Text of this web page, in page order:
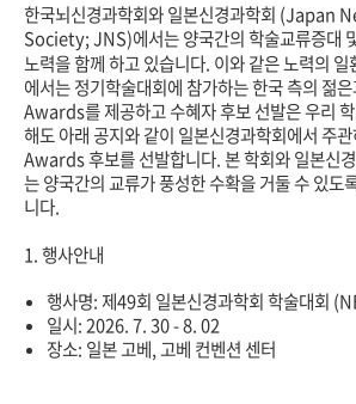
한국뇌신경과학회와일본신경과학회 (Japan
Society; JNS)에서는양국간의학술교류증대
노력을함께하고있습니다. 이와같은노력의 일
에서는정기학술대회에 참가하는한국측의 젊
Awards를제공하고수혜자후보선발은우리
해도아래공지와같이 일본신경과학회에서주
Awards후보를선발합니다.본학회와일본신
는양국간의교류가풍성한수확을거둘수있도
니다.
1.행사안내
행사명: 제49회 일본신경과학회학술대회
일시: 2026. 7. 30 - 8. 02
장소: 일본고베,고베 컨벤션 센터